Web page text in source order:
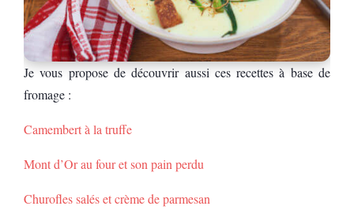
Je vous propose de découvrir aussi ces recettes à base de
fromage :
Camembert à la truffe
Mont d’Or au four et son pain perdu
Churofles salés et crème de parmesan